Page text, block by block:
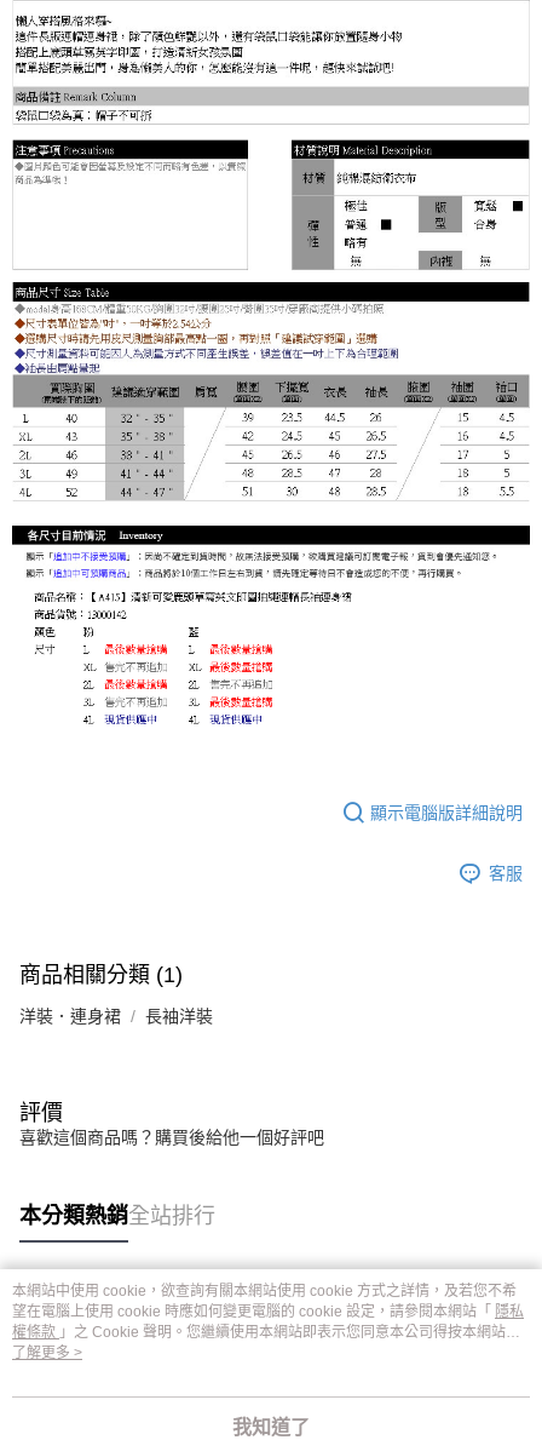
顯示電腦版詳細說明
客服
商品相關分類 (1)
洋裝．連身裙 長袖洋裝
評價
喜歡這個商品嗎？購買後給他一個好評吧
本分類熱銷全站排行
熱門標籤
本網站中使用 cookie，欲查詢有關本網站使用 cookie 方式之詳情，及若您不希
望在電腦上使用 cookie 時應如何變更電腦的 cookie 設定，請參閱本網站「 隱私
權條款 」之 Cookie 聲明。您繼續使用本網站即表示您同意本公司得按本網站使
用條款之 Cookie 聲明使用 cookie。
了解更多 >
我知道了